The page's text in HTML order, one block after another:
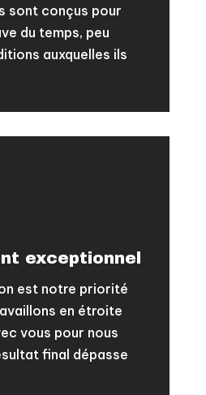
sont conçus pour
du temps, peu
auxquelles ils
exceptionnel
est notre priorité
en étroite
vous pour nous
final dépasse